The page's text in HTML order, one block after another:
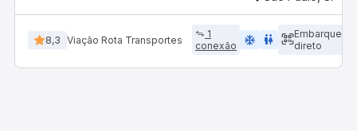
8,3 Viação Rota Transportes
1
conexão
ac_unit wc
Embarque
direto